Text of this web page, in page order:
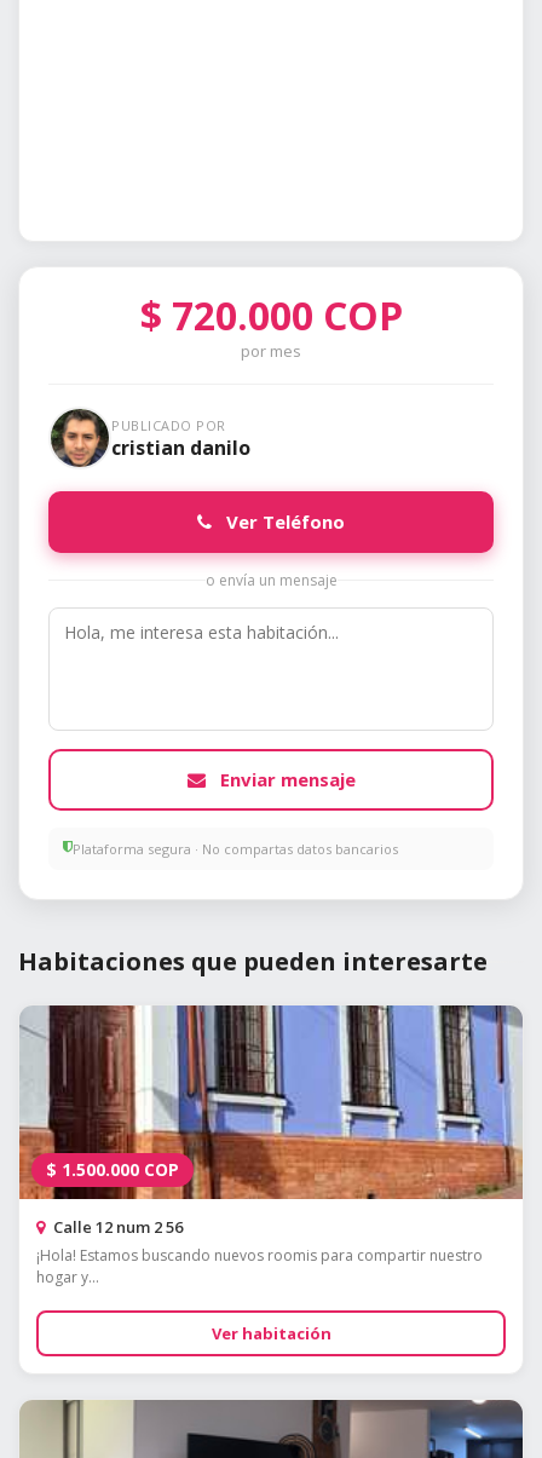
$ 720.000 COP
por mes
PUBLICADO POR
cristian danilo
Ver Teléfono
o envía un mensaje
Enviar mensaje
Plataforma segura · No compartas datos bancarios
Habitaciones que pueden interesarte
$ 1.500.000 COP
Calle 12 num 2 56
¡Hola! Estamos buscando nuevos roomis para compartir nuestro
hogar y...
Ver habitación